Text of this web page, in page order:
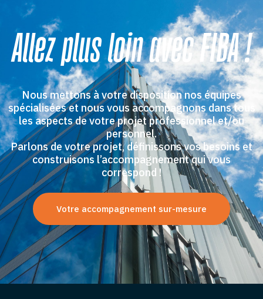
Allez plus loin avec FIBA !
Nous mettons à votre disposition nos équipes
spécialisées et nous vous accompagnons dans tous
les aspects de votre projet professionnel et/ou
personnel.
Parlons de votre projet, définissons vos besoins et
construisons l’accompagnement qui vous
correspond !
Votre accompagnement sur-mesure